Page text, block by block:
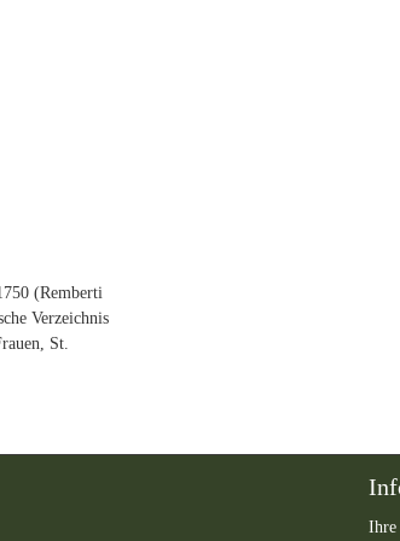
(Remberti
Verzeichnis
St.
Ihre